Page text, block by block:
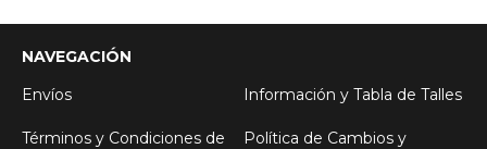
NAVEGACIÓN
Envíos
Información y Tabla de Talles
Términos y Condiciones de
Política de Cambios y